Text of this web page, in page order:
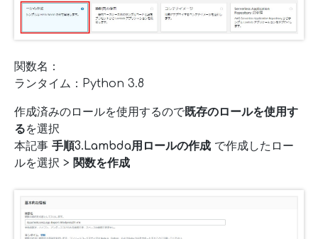
関数名：
ランタイム：Python 3.8
作成済みのロールを使用するので既存のロールを使用す
るを選択
本記事 手順3.Lambda用ロールの作成 で作成したロー
ルを選択 > 関数を作成